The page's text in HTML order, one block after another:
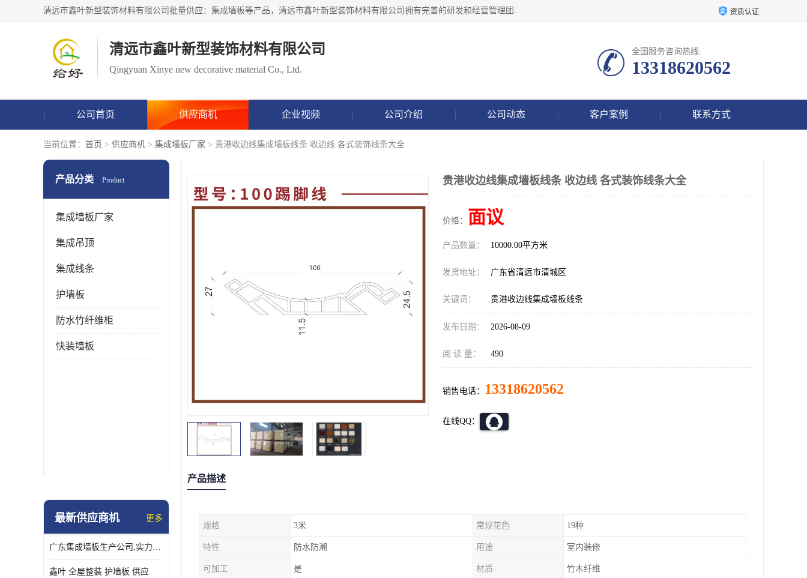
清远市鑫叶新型装饰材料有限公司批量供应：集成墙板等产品，清远市鑫叶新型装饰材料有限公司拥有完善的研发和经营管理团队，取得有70多项证书。不断让研发科技成果惠及全人类，用新材料保护自然资源，让人类生活居住健康与自然发展相和谐。全国统一热线电话：*。 资质认证
清远市鑫叶新型装饰材料有限公司
Qingyuan Xinye new decorative material Co., Ltd.
全国服务咨询热线:
13318620562
公司首页 供应商机 企业视频 公司介绍 公司动态 客户案例 联系方式
当前位置： 首页 > 供应商机 > 集成墙板厂家 > 贵港收边线集成墙板线条 收边线 各式装饰线条大全
产品分类 Product
集成墙板厂家
集成吊顶
集成线条
护墙板
防水竹纤维柜
快装墙板
最新供应商机 更多
广东集成墙板生产公司,实力厂家-配送+设计+安装-没中间商
鑫叶 全屋整装 护墙板 供应
贵港收边线集成墙板线条 收边线 各式装饰线条大全
价格： 面议
产品数量： 10000.00平方米
发货地址： 广东省清远市清城区
关键词： 贵港收边线集成墙板线条
发布日期： 2026-08-09
阅 读 量： 490
销售电话： 13318620562
在线QQ：
产品描述
规格 3米 常规花色 19种
特性 防水防潮 用途 室内装修
可加工 是 材质 竹木纤维